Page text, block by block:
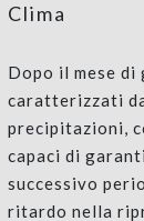
Clima
Dopo il mese
caratterizzati
precipitazioni,
capaci di
successivo
ritardo nella